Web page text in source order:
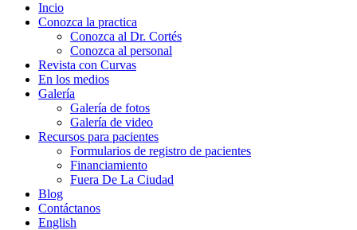
Incio
Conozca la practica
Conozca al Dr. Cortés
Conozca al personal
Revista con Curvas
En los medios
Galería
Galería de fotos
Galería de video
Recursos para pacientes
Formularios de registro de pacientes
Financiamiento
Fuera De La Ciudad
Blog
Contáctanos
English